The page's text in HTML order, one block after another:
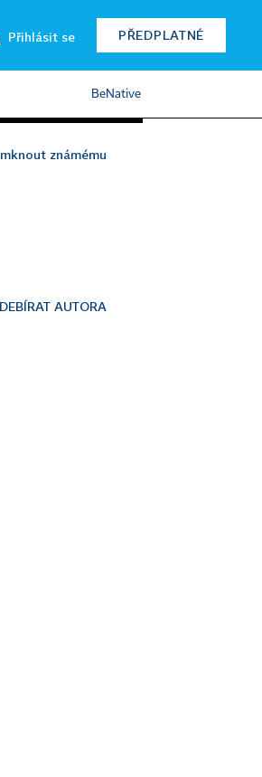
Přihlásit se PŘEDPLATNÉ
BeNative
známému
AUTORA